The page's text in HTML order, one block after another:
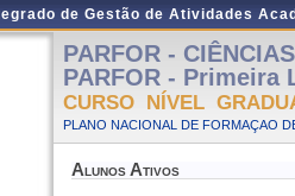
de Gestão de Atividades
PARFOR -
PARFOR - Primeira
CURSO NÍVEL
PLANO NACIONAL DE FORMAÇAO
Alunos Ativos